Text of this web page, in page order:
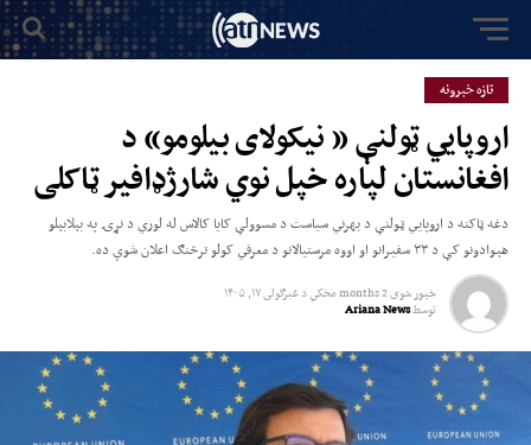
تازه خبرونه
اروپايي ټولنې « نیکولای بیلومو» د
افغانستان لپاره خپل نوي شارژډافیر ټاکلی
دغه ټاکنه د اروپايي ټولنې د بهرني سیاست د مسوولې کایا کالاس له لوري د نړۍ په بېلابېلو
هېوادونو کې د ۳۳ سفیرانو او اووه مرستیالانو د معرفي کولو ترڅنګ اعلان شوې ده.
خپور شوی2 months مخکي دغبرګولى ۱۷, ۱۴۰۵
توسطAriana News